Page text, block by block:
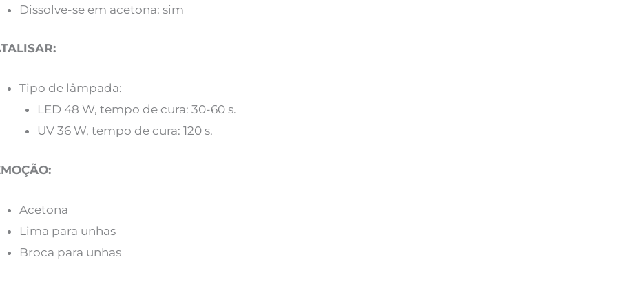
Dissolve-se em acetona: sim
Tipo de lâmpada:
LED 48 W, tempo de cura: 30-60 s.
UV 36 W, tempo de cura: 120 s.
Acetona
Lima para unhas
Broca para unhas